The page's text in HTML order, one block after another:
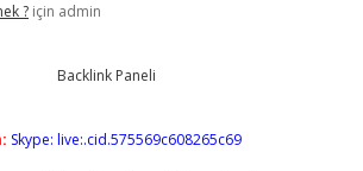
? için admin
Skype: live:.cid.575569c608265c69